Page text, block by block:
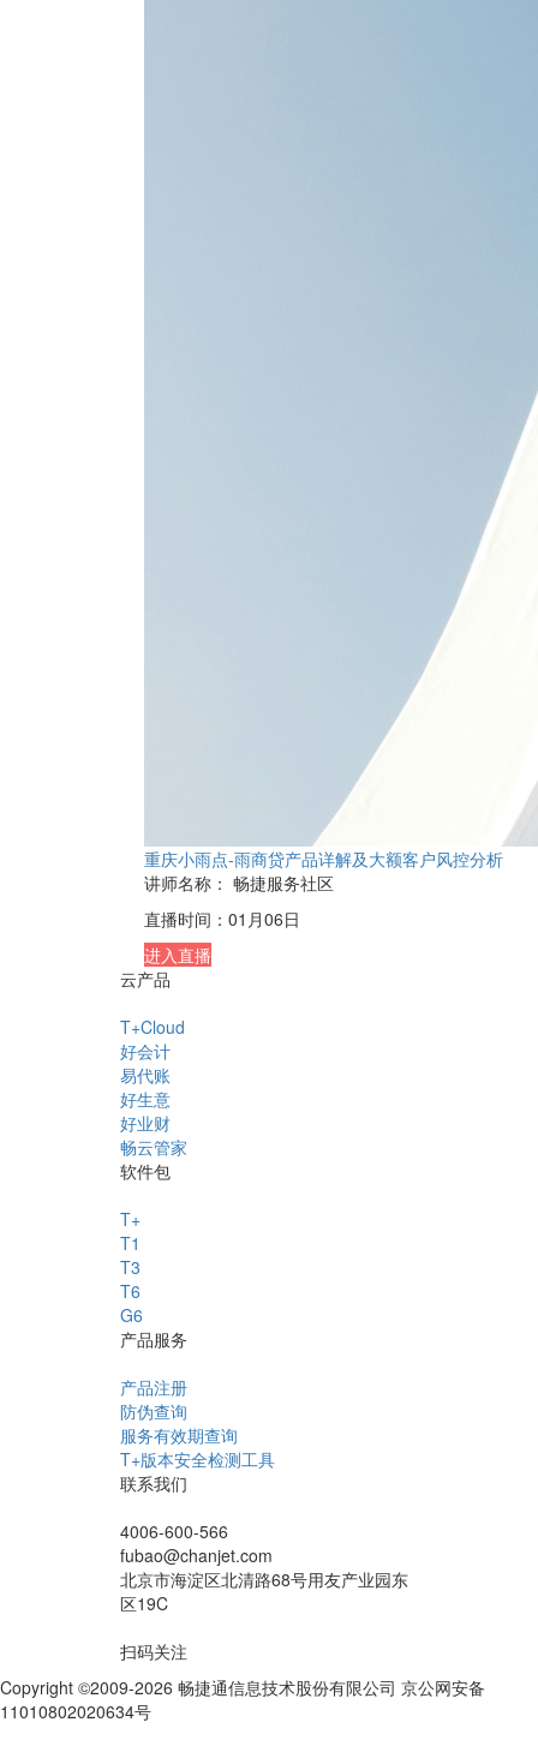
重庆小雨点-雨商贷产品详解及大额客户风控分析
讲师名称： 畅捷服务社区
直播时间： 01月06日
进入直播
云产品
T+Cloud
好会计
易代账
好生意
好业财
畅云管家
软件包
T+
T1
T3
T6
G6
产品服务
产品注册
防伪查询
服务有效期查询
T+版本安全检测工具
联系我们
4006-600-566
fubao@chanjet.com
北京市海淀区北清路68号用友产业园东
区19C
扫码关注
Copyright ©2009-2026 畅捷通信息技术股份有限公司 京公网安备
11010802020634号